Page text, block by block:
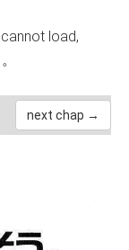
load,
next chap →